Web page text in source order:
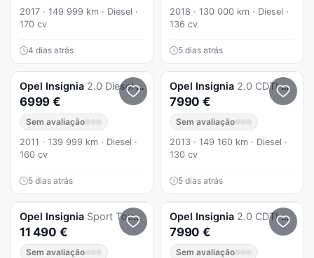
2017 · 149 999 km · Diesel ·
170 cv
4 dias atrás
2018 · 130 000 km · Diesel ·
136 cv
5 dias atrás
Opel Insignia 2.0 Diesel 160CV Impecável Motor de Corrente
6999 €
Sem avaliação
2011 · 139 999 km · Diesel ·
160 cv
5 dias atrás
Opel Insignia 2.0 CDTI Cosmo S/S
7990 €
Sem avaliação
2013 · 149 160 km · Diesel ·
130 cv
5 dias atrás
Opel Insignia Sport Tourer 1.6 CDTi Business Edition
11 490 €
Sem avaliação
Opel Insignia 2.0 CDTI Cosmo S/S
7990 €
Sem avaliação